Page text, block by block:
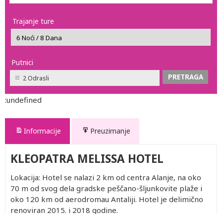
Trajanje ture
Putnici
2 Odrasli
:undefined
Informacije Preuzimanje
KLEOPATRA MELISSA HOTEL
Lokacija: Hotel se nalazi 2 km od centra Alanje, na oko
70 m od svog dela gradske peščano-šljunkovite plaže i
oko 120 km od aerodromau Antaliji. Hotel je delimično
renoviran 2015. i 2018 godine.